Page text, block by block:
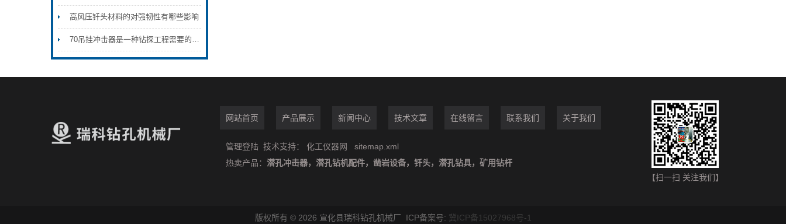
高风压钎头材料的对强韧性有哪些影响
70吊挂冲击器是一种钻探工程需要的设备
网站首页 产品展示 新闻中心 技术文章 在线留言 联系我们 关于我们
管理登陆 技术支持： 化工仪器网
sitemap.xml
热卖产品： 潜孔冲击器，潜孔钻机配件，凿岩设备，钎头，潜孔钻具，矿用钻杆
【扫一扫 关注我们】
版权所有 © 2026 宣化县瑞科钻孔机械厂 ICP备案号: 冀ICP备15027968号-1